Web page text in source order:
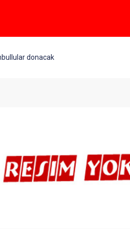
donacak